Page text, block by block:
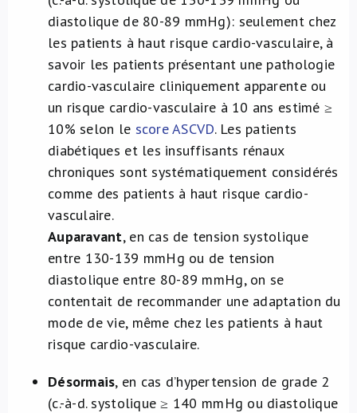
diastolique de 80-89 mmHg): seulement chez
les patients à haut risque cardio-vasculaire, à
savoir les patients présentant une pathologie
cardio-vasculaire cliniquement apparente ou
un risque cardio-vasculaire à 10 ans estimé ≥
10% selon le score ASCVD. Les patients
diabétiques et les insuffisants rénaux
chroniques sont systématiquement considérés
comme des patients à haut risque cardio-
vasculaire.
Auparavant, en cas de tension systolique
entre 130-139 mmHg ou de tension
diastolique entre 80-89 mmHg, on se
contentait de recommander une adaptation du
mode de vie, même chez les patients à haut
risque cardio-vasculaire.
Désormais, en cas d’hypertension de grade 2
(c.-à-d. systolique ≥ 140 mmHg ou diastolique